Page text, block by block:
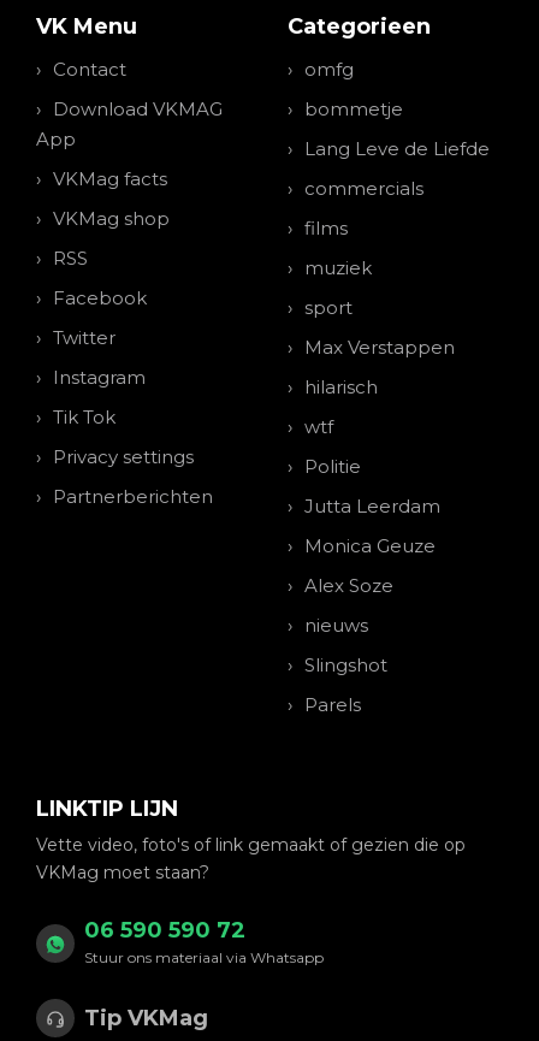
VK Menu
Contact
Download VKMAG
App
VKMag facts
VKMag shop
RSS
Facebook
Twitter
Instagram
Tik Tok
Privacy settings
Partnerberichten
Categorieen
omfg
bommetje
Lang Leve de Liefde
commercials
films
muziek
sport
Max Verstappen
hilarisch
wtf
Politie
Jutta Leerdam
Monica Geuze
Alex Soze
nieuws
Slingshot
Parels
LINKTIP LIJN
Vette video, foto's of link gemaakt of gezien die op
VKMag moet staan?
06 590 590 72
Stuur ons materiaal via Whatsapp
Tip VKMag